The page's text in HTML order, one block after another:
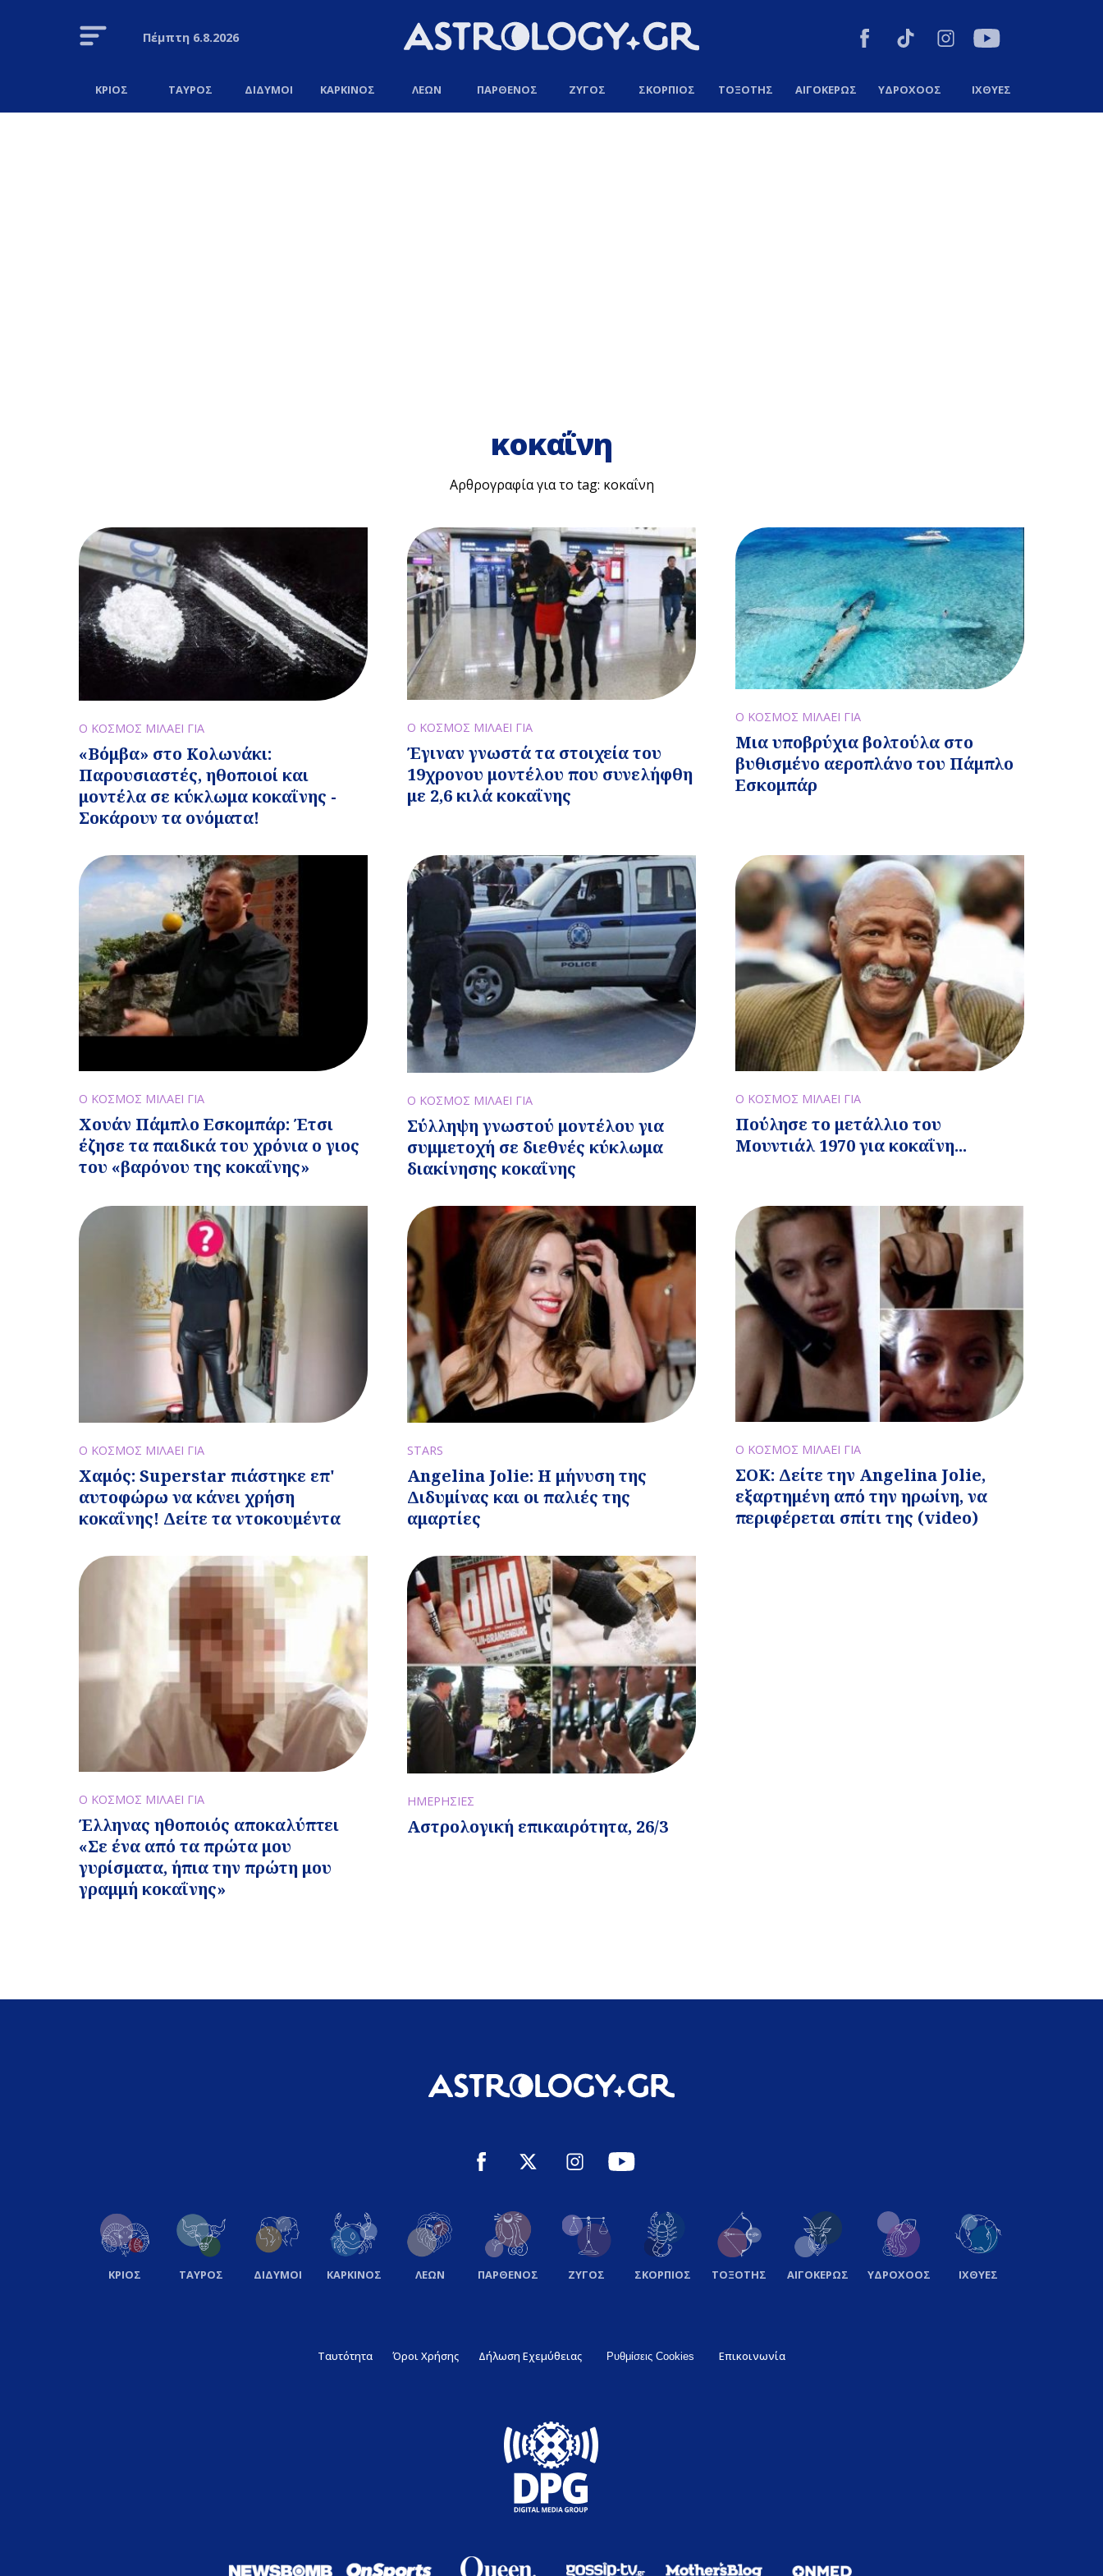
Πέμπτη6.8.2026
ΚΡΙΟΣ ΤΑΥΡΟΣ ΔΙΔΥΜΟΙ ΚΑΡΚΙΝΟΣ ΛΕΩΝ ΠΑΡΘΕΝΟΣ ΖΥΓΟΣ ΣΚΟΡΠΙΟΣ ΤΟΞΟΤΗΣ ΑΙΓΟΚΕΡΩΣ ΥΔΡΟΧΟΟΣ ΙΧΘΥΕΣ
κοκαΐνη
Αρθρογραφία για το tag: κοκαΐνη
Ο ΚΟΣΜΟΣ ΜΙΛΑΕΙ ΓΙΑ
«Βόμβα» στο Κολωνάκι:
Παρουσιαστές, ηθοποιοί και
μοντέλα σε κύκλωμα κοκαΐνης -
Σοκάρουν τα ονόματα!
Ο ΚΟΣΜΟΣ ΜΙΛΑΕΙ ΓΙΑ
Έγιναν γνωστά τα στοιχεία του
19χρονου μοντέλου που συνελήφθη
με 2,6 κιλά κοκαΐνης
Ο ΚΟΣΜΟΣ ΜΙΛΑΕΙ ΓΙΑ
Μια υποβρύχια βολτούλα στο
βυθισμένο αεροπλάνο του Πάμπλο
Εσκομπάρ
Ο ΚΟΣΜΟΣ ΜΙΛΑΕΙ ΓΙΑ
Χουάν Πάμπλο Εσκομπάρ: Έτσι
έζησε τα παιδικά του χρόνια ο γιος
του «βαρόνου της κοκαΐνης»
Ο ΚΟΣΜΟΣ ΜΙΛΑΕΙ ΓΙΑ
Σύλληψη γνωστού μοντέλου για
συμμετοχή σε διεθνές κύκλωμα
διακίνησης κοκαΐνης
Ο ΚΟΣΜΟΣ ΜΙΛΑΕΙ ΓΙΑ
Πούλησε το μετάλλιο του
Μουντιάλ 1970 για κοκαΐνη...
Ο ΚΟΣΜΟΣ ΜΙΛΑΕΙ ΓΙΑ
Χαμός: Superstar πιάστηκε επ'
αυτοφώρω να κάνει χρήση
κοκαΐνης! Δείτε τα ντοκουμέντα
STARS
Angelina Jolie: Η μήνυση της
Διδυμίνας και οι παλιές της
αμαρτίες
Ο ΚΟΣΜΟΣ ΜΙΛΑΕΙ ΓΙΑ
ΣΟΚ: Δείτε την Angelina Jolie,
εξαρτημένη από την ηρωίνη, να
περιφέρεται σπίτι της (video)
Ο ΚΟΣΜΟΣ ΜΙΛΑΕΙ ΓΙΑ
Έλληνας ηθοποιός αποκαλύπτει
«Σε ένα από τα πρώτα μου
γυρίσματα, ήπια την πρώτη μου
γραμμή κοκαΐνης»
ΗΜΕΡΗΣΙΕΣ
Αστρολογική επικαιρότητα, 26/3
ΚΡΙΟΣ ΤΑΥΡΟΣ ΔΙΔΥΜΟΙ ΚΑΡΚΙΝΟΣ ΛΕΩΝ ΠΑΡΘΕΝΟΣ ΖΥΓΟΣ ΣΚΟΡΠΙΟΣ ΤΟΞΟΤΗΣ ΑΙΓΟΚΕΡΩΣ ΥΔΡΟΧΟΟΣ ΙΧΘΥΕΣ
Ταυτότητα Όροι Χρήσης Δήλωση Εχεμύθειας Ρυθμίσεις Cookies Επικοινωνία